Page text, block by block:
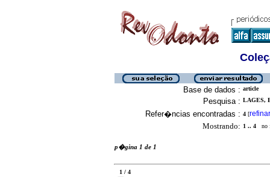
Base de dados : article
Pesquisa : LAGES,
Refer�ncias encontradas : 4 [refinar
Mostrando: 1 .. 4 no
p�gina 1 de 1
1 / 4